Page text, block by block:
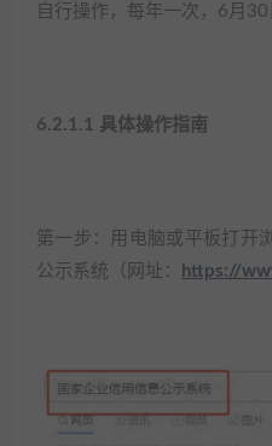
自行操作，每年一次，6月
6.2.1.1 具体操作指南​
第一步：用电脑或平板打开
公示系统（网址：
https://